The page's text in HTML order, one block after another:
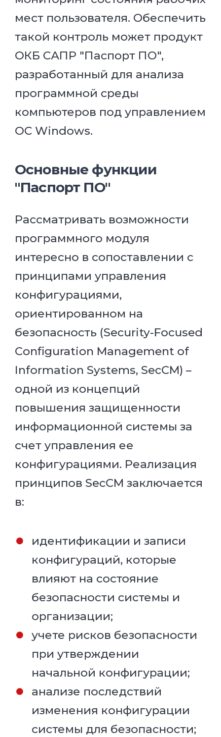
мест пользователя. Обеспечить
такой контроль может продукт
ОКБ САПР "Паспорт ПО",
разработанный для анализа
программной среды
компьютеров под управлением
ОС Windows.
Основные функции
"Паспорт ПО"
Рассматривать возможности
программного модуля
интересно в сопоставлении с
принципами управления
конфигурациями,
ориентированном на
безопасность (Security-Focused
Configuration Management of
Information Systems, SecCM) –
одной из концепций
повышения защищенности
информационной системы за
счет управления ее
конфигурациями. Реализация
принципов SecCM заключается
в:
идентификации и записи
конфигураций, которые
влияют на состояние
безопасности системы и
организации;
учете рисков безопасности
при утверждении
начальной конфигурации;
анализе последствий
изменения конфигурации
системы для безопасности;